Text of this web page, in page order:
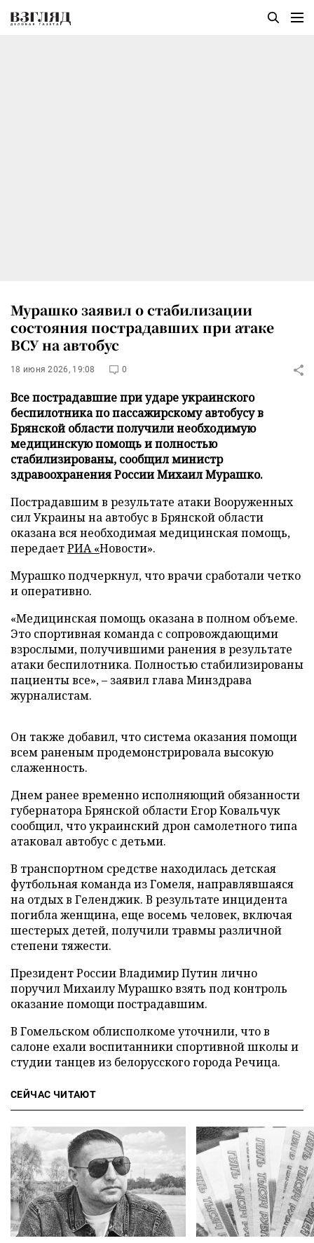
Мурашко заявил о стабилизации
состояния пострадавших при атаке
ВСУ на автобус
18 июня 2026, 19:08 0
Все пострадавшие при ударе украинского
беспилотника по пассажирскому автобусу в
Брянской области получили необходимую
медицинскую помощь и полностью
стабилизированы, сообщил министр
здравоохранения России Михаил Мурашко.
Пострадавшим в результате атаки Вооруженных
сил Украины на автобус в Брянской области
оказана вся необходимая медицинская помощь,
передаетРИА«Новости».
Мурашко подчеркнул, что врачи сработали четко
и оперативно.
«Медицинская помощь оказана в полном объеме.
Это спортивная команда с сопровождающими
взрослыми, получившими ранения в результате
атаки беспилотника. Полностью стабилизированы
пациенты все», – заявил глава Минздрава
журналистам.
Он также добавил, что система оказания помощи
всем раненым продемонстрировала высокую
слаженность.
Днем ранее временно исполняющий обязанности
губернатора Брянской области Егор Ковальчук
сообщил, что украинский дрон самолетного типа
атаковал автобус с детьми.
В транспортном средстве находилась детская
футбольная команда из Гомеля, направлявшаяся
на отдых в Геленджик. В результате инцидента
погибла женщина, еще восемь человек, включая
шестерых детей, получили травмы различной
степени тяжести.
Президент России Владимир Путин лично
поручил Михаилу Мурашко взять под контроль
оказание помощи пострадавшим.
В Гомельском облисполкоме уточнили, что в
салоне ехали воспитанники спортивной школы и
студии танцев из белорусского города Речица.
СЕЙЧАС ЧИТАЮТ